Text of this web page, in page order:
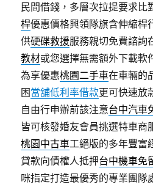
民間借錢，多層次拉提要求比
桿優惠價格興領隊旗含伸縮桿
供硬碟救援服務親切免費諮詢
教材或您選擇無需額外下載軟
為享優惠桃園二手車在車輛的
困當舖低利率借款更可快速放
自由行申辦前該注意台中汽車
皆可核發婚友會員挑選特車商
桃園中古車工絕版的多年豐富
貸款向債權人抵押台中機車免
咪指定打造最優秀的專業團隊